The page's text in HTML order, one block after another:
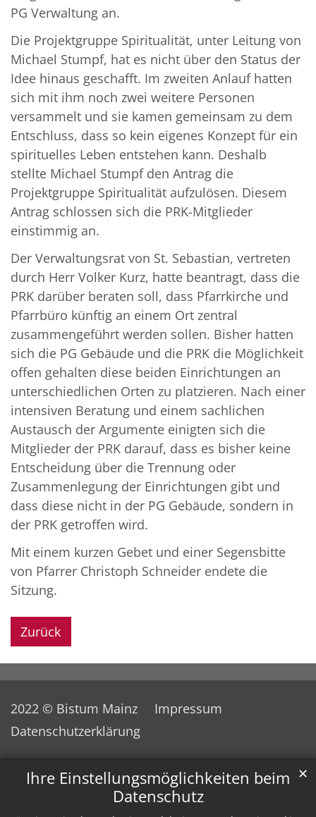
Ihre Einstellungsmöglichkeiten beim
Datenschutz
✕
PG Verwaltung an.
Die Projektgruppe Spiritualität, unter Leitung von
Michael Stumpf, hat es nicht über den Status der
Idee hinaus geschafft. Im zweiten Anlauf hatten
sich mit ihm noch zwei weitere Personen
versammelt und sie kamen gemeinsam zu dem
Entschluss, dass so kein eigenes Konzept für ein
spirituelles Leben entstehen kann. Deshalb
stellte Michael Stumpf den Antrag die
Projektgruppe Spiritualität aufzulösen. Diesem
Antrag schlossen sich die PRK-Mitglieder
einstimmig an.
Der Verwaltungsrat von St. Sebastian, vertreten
durch Herr Volker Kurz, hatte beantragt, dass die
PRK darüber beraten soll, dass Pfarrkirche und
Pfarrbüro künftig an einem Ort zentral
zusammengeführt werden sollen. Bisher hatten
sich die PG Gebäude und die PRK die Möglichkeit
offen gehalten diese beiden Einrichtungen an
unterschiedlichen Orten zu platzieren. Nach einer
intensiven Beratung und einem sachlichen
Austausch der Argumente einigten sich die
Mitglieder der PRK darauf, dass es bisher keine
Entscheidung über die Trennung oder
Zusammenlegung der Einrichtungen gibt und
dass diese nicht in der PG Gebäude, sondern in
der PRK getroffen wird.
Mit einem kurzen Gebet und einer Segensbitte
von Pfarrer Christoph Schneider endete die
Sitzung.
Zurück
2022 © Bistum Mainz
Impressum
Datenschutzerklärung